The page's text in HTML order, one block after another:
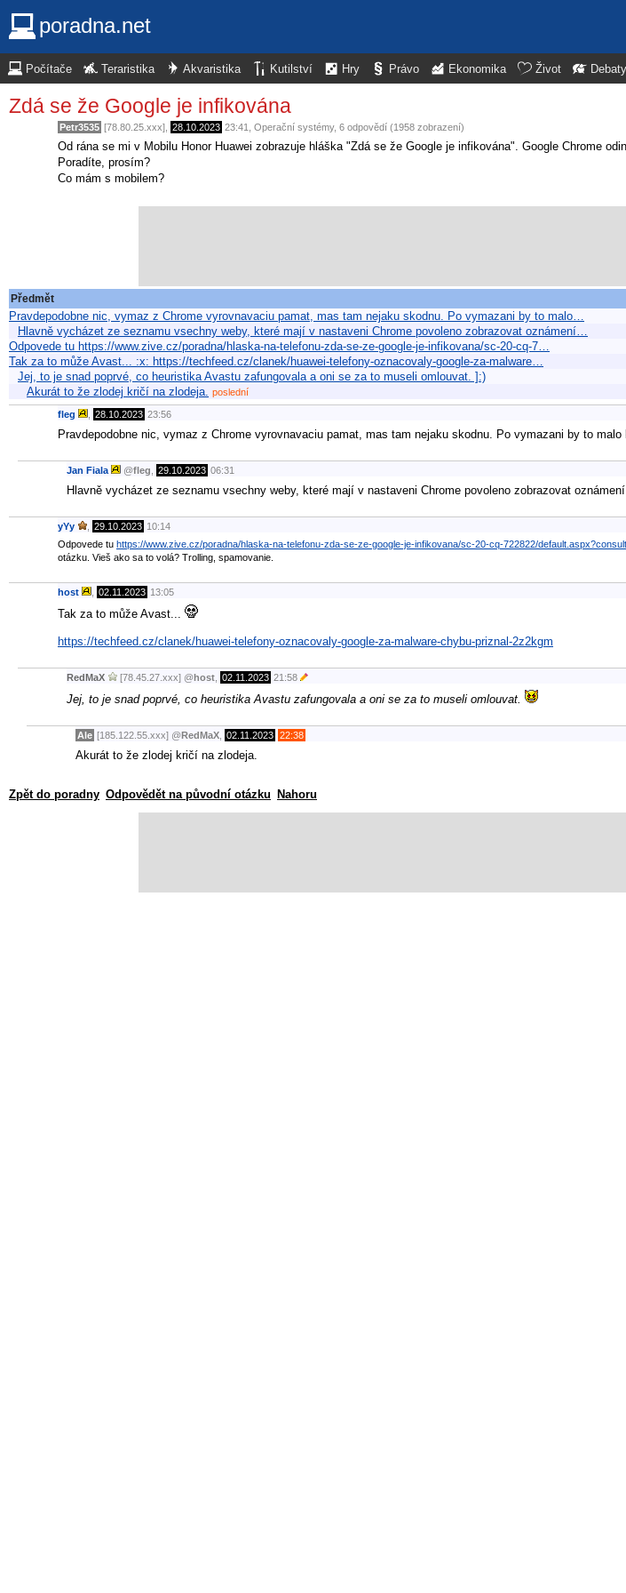
poradna.net
Počítače Teraristika Akvaristika Kutilství Hry Právo Ekonomika Život Debaty
Zdá se že Google je infikována
Petr3535 [78.80.25.xxx], 28.10.2023 23:41 Operační systémy, 6 odpovědí (1958 zobrazení)
Od rána se mi v Mobilu Honor Huawei zobrazuje hláška "Zdá se že Google je infikována". Google Chrome
Poradíte, prosím?
Co mám s mobilem?
Předmět
Pravdepodobne nic, vymaz z Chrome vyrovnavaciu pamat, mas tam nejaku skodnu. Po vymazani by to malo…
Hlavně vycházet ze seznamu vsechny weby, které mají v nastaveni Chrome povoleno zobrazovat oznámení…
Odpovede tu https://www.zive.cz/poradna/hlaska-na-telefonu-zda-se-ze-google-je-infikovana/sc-20-cq-7…
Tak za to může Avast... :x: https://techfeed.cz/clanek/huawei-telefony-oznacovaly-google-za-malware…
Jej, to je snad poprvé, co heuristika Avastu zafungovala a oni se za to museli omlouvat. ]:)
Akurát to že zlodej kričí na zlodeja. poslední
fleg 28.10.2023 23:56
Pravdepodobne nic, vymaz z Chrome vyrovnavaciu pamat, mas tam nejaku skodnu. Po vymazani by to malo
Jan Fiala @fleg 29.10.2023 06:31
Hlavně vycházet ze seznamu vsechny weby, které mají v nastaveni Chrome povoleno zobrazovat
yYy 29.10.2023 10:14
Odpovede tu https://www.zive.cz/poradna/hlaska-na-telefonu-zda-se-ze-google-je-infikovana/sc-20-cq-722822/
otázku. Vieš ako sa to volá? Trolling, spamovanie.
host 02.11.2023 13:05
Tak za to může Avast...
https://techfeed.cz/clanek/huawei-telefony-oznacovaly-google-za-malware-chybu-priznal-2z2kgm
RedMaX [78.45.27.xxx] @host 02.11.2023 21:58
Jej, to je snad poprvé, co heuristika Avastu zafungovala a oni se za to museli omlouvat.
Ale [185.122.55.xxx] @RedMaX 02.11.2023 22:38
Akurát to že zlodej kričí na zlodeja.
Zpět do poradny Odpovědět na původní otázku Nahoru